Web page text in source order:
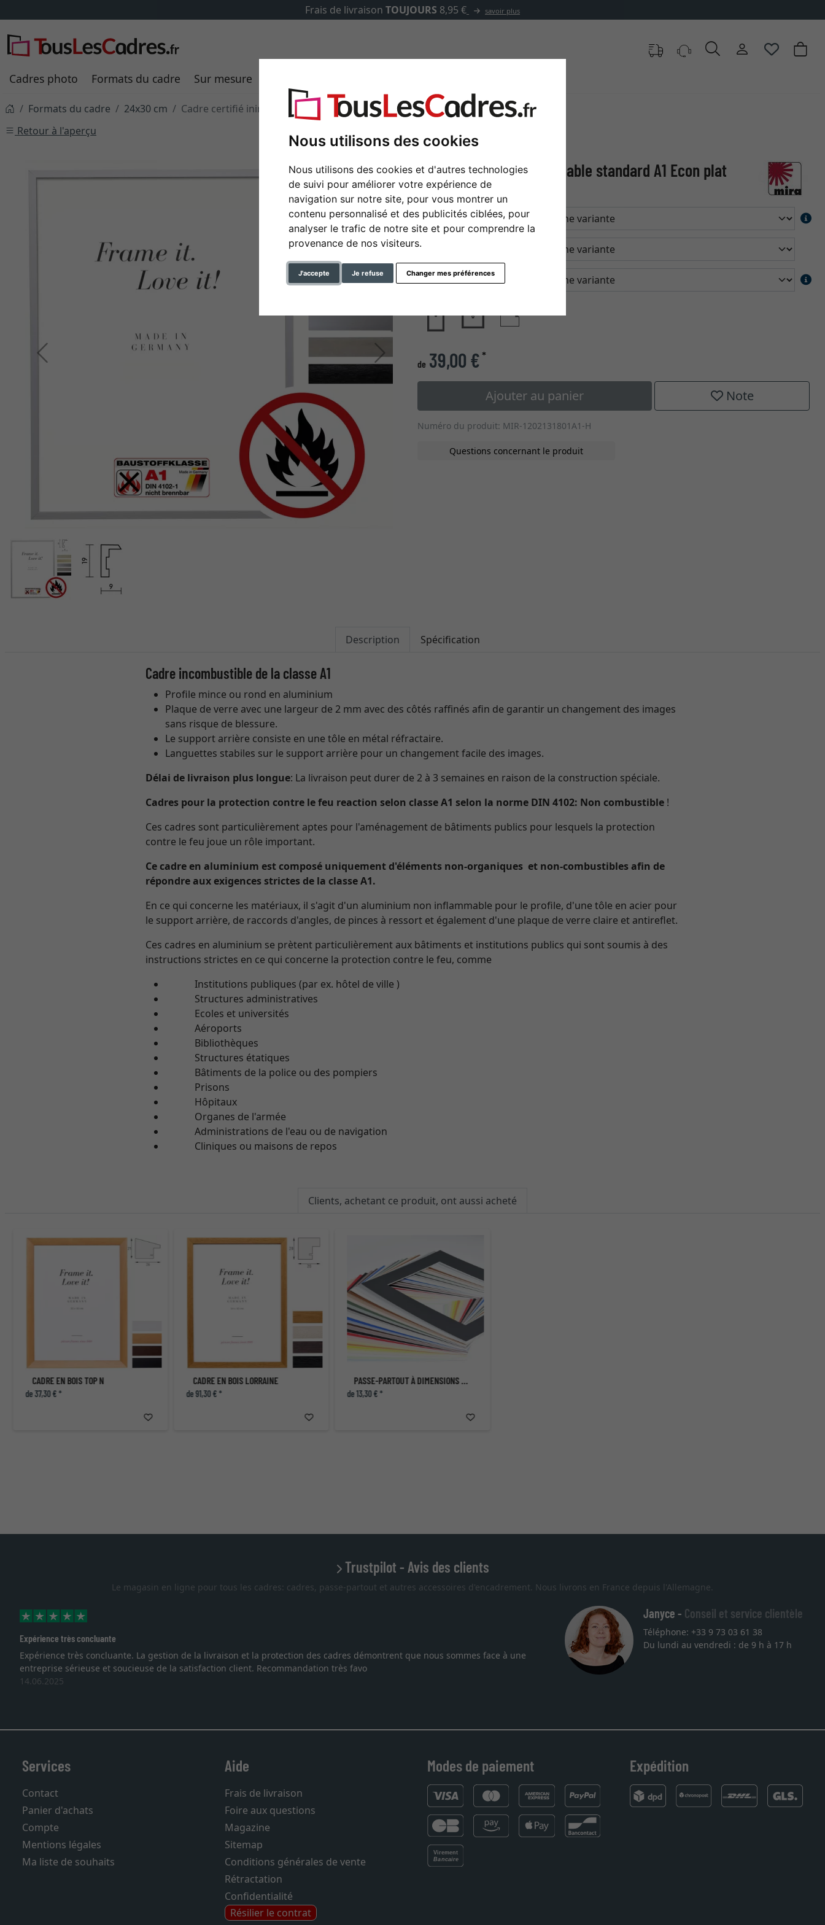
Nous utilisons des cookies
Nous utilisons des cookies et d'autres technologies
de suivi pour améliorer votre expérience de
navigation sur notre site, pour vous montrer un
contenu personnalisé et des publicités ciblées, pour
analyser le trafic de notre site et pour comprendre la
provenance de nos visiteurs.
J'accepte Je refuse Changer mes préférences
Cadres photo Formats du cadre Sur mesure
Formats du cadre 24x30 cm
Cadre certifié ininflammable standard A1 Econ plat
Retour à l'aperçu
Retour Continuer
Cadre certifié ininflammable standard A1 Econ plat
format
type de verre
de 39,00 €*
Ajouter au panier Note
Numéro du produit: MIR-1202131801A1-H
Questions concernant le produit
Description Spécification
Cadre incombustible de la classe A1
Profile mince ou rond en aluminium
Plaque de verre avec une largeur de 2 mm avec des côtés raffinés afin de garantir un changement des images
sans risque de blessure.
Le support arrière consiste en une tôle en métal réfractaire.
Languettes stabiles sur le support arrière pour un changement facile des images.
Délai de livraison plus longue: La livraison peut durer de 2 à 3 semaines en raison de la construction spéciale.
Cadres pour la protection contre le feu reaction selon classe A1 selon la norme DIN 4102: Non combustible !
Ces cadres sont particulièrement aptes pour l'aménagement de bâtiments publics pour lesquels la protection
contre le feu joue un rôle important.
Ce cadre en aluminium est composé uniquement d'éléments non-organiques et non-combustibles afin de
répondre aux exigences strictes de la classe A1.
En ce qui concerne les matériaux, il s'agit d'un aluminium non inflammable pour le profile, d'une tôle en acier pour
le support arrière, de raccords d'angles, de pinces à ressort et également d'une plaque de verre claire et antireflet.
Ces cadres en aluminium se prètent particulièrement aux bâtiments et institutions publics qui sont soumis à des
instructions strictes en ce qui concerne la protection contre le feu, comme
Institutions publiques (par ex. hôtel de ville )
Structures administratives
Ecoles et universités
Aéroports
Bibliothèques
Structures étatiques
Bâtiments de la police ou des pompiers
Prisons
Hôpitaux
Organes de l'armée
Administrations de l'eau ou de navigation
Cliniques ou maisons de repos
Clients, achetant ce produit, ont aussi acheté
CADRE EN BOIS TOP N
de 37,30 € *
CADRE EN BOIS LORRAINE
de 91,30 € *
PASSE-PARTOUT À DIMENSIONS NON STANDARD
de 13,30 € *
Trustpilot - Avis des clients
Le magasin en ligne pour tous les cadres: cadres, passe-partout et autres accessoires d'encadrement. Nous livrons en France depuis l'Allemagne.
de la livraison et la protection des cadres démontrent que nous sommes face à une
satisfaction client. Recommandation très favo
Je recherchais un cadre sur mesure pour une lithographie, je suis tombée sur ce site. Le choix et la
vous. Emballage professionnel, service et livraison dans les temps. J'espère revenir pour une autre
Janyce - Conseil et service clientèle
Téléphone: +33 9 73 03 61 38
Du lundi au vendredi : de 9 h à 17 h
Services
Contact
Panier d'achats
Compte
Mentions légales
Ma liste de souhaits
Aide
Frais de livraison
Foire aux questions
Magazine
Sitemap
Conditions générales de vente
Rétractation
Confidentialité
Résilier le contrat
Modes de paiement Expédition